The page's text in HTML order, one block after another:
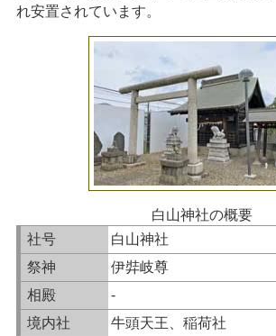
れ安置されています。
白山神社の概要
社号
白山神社
祭神
伊弉岐尊
相殿
-
境内社
牛頭天王、稲荷社